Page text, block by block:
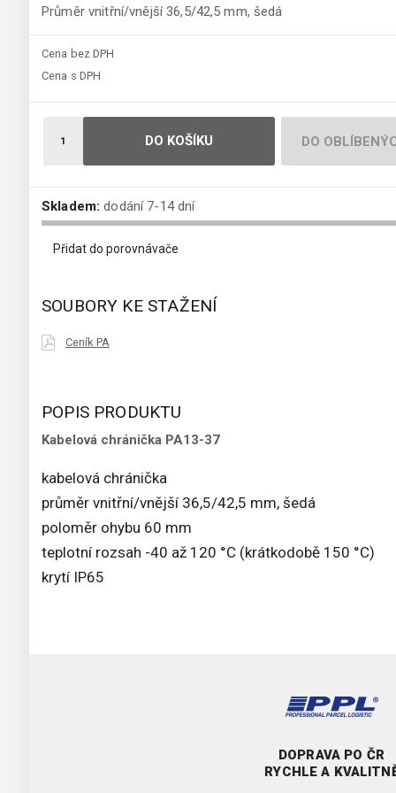
Průměr vnitřní/vnější 36,5/42,5 mm, šedá
Cena bez DPH
Cena s DPH
DO KOŠÍKU DO
Skladem: dodání 7-14 dní
Přidat do porovnávače
SOUBORY KE STAŽENÍ
Ceník PA
POPIS PRODUKTU
Kabelová chránička PA13-37
kabelová chránička
průměr vnitřní/vnější 36,5/42,5 mm, šedá
poloměr ohybu 60 mm
teplotní rozsah -40 až 120 °C (krátkodobě 150 °C)
krytí IP65
DOPRAVA PO ČR
RYCHLE A